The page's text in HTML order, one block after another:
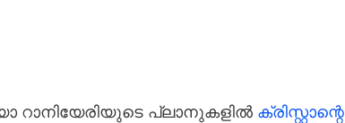
പ്ലാനുകളിൽ ക്രിസ്റ്റാന്റെ